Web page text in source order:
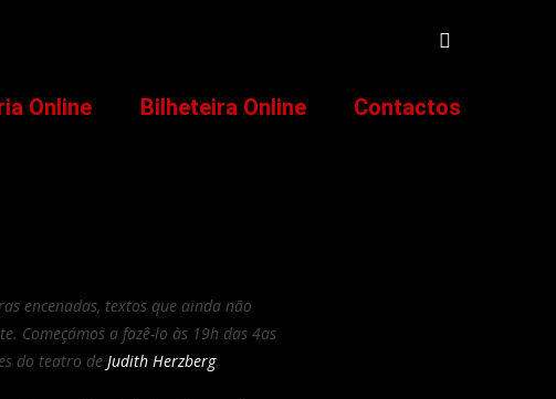
Online Bilheteira Online Contactos
encenadas, textos que ainda não
Começámos a fazê-lo às 19h das 4as
do teatro de Judith Herzberg.